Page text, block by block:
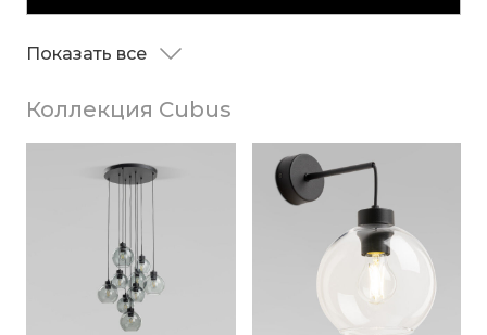
Показать все
Коллекция Cubus